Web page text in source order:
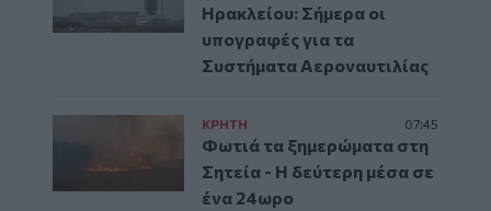
Ηρακλείου: Σήμερα οι
υπογραφές για τα
Συστήματα Αεροναυτιλίας
ΚΡΗΤΗ 07:45
Φωτιά τα ξημερώματα στη
Σητεία - Η δεύτερη μέσα σε
ένα 24ωρο